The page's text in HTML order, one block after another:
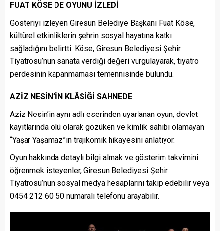
FUAT KÖSE DE OYUNU İZLEDİ
Gösteriyi izleyen Giresun Belediye Başkanı Fuat Köse,
kültürel etkinliklerin şehrin sosyal hayatına katkı
sağladığını belirtti. Köse, Giresun Belediyesi Şehir
Tiyatrosu’nun sanata verdiği değeri vurgulayarak, tiyatro
perdesinin kapanmaması temennisinde bulundu.
AZİZ NESİN’İN KLÂSİĞİ SAHNEDE
Aziz Nesin’in aynı adlı eserinden uyarlanan oyun, devlet
kayıtlarında ölü olarak gözüken ve kimlik sahibi olamayan
“Yaşar Yaşamaz”ın trajikomik hikayesini anlatıyor.
Oyun hakkında detaylı bilgi almak ve gösterim takvimini
öğrenmek isteyenler, Giresun Belediyesi Şehir
Tiyatrosu’nun sosyal medya hesaplarını takip edebilir veya
0454 212 60 50 numaralı telefonu arayabilir.